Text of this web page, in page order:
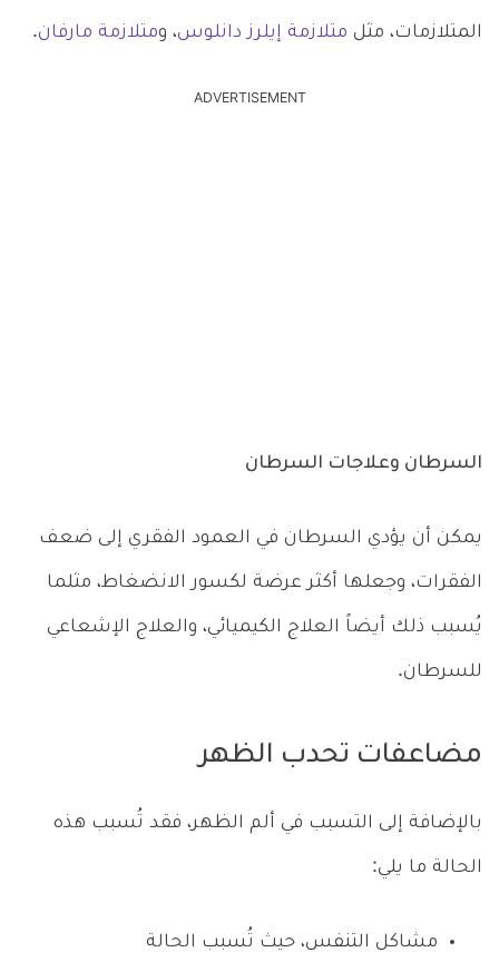
المتلازمات، مثل متلازمة إيلرز دانلوس، ومتلازمة مارفان.
ADVERTISEMENT
السرطان وعلاجات السرطان
يمكن أن يؤدي السرطان في العمود الفقري إلى ضعف
الفقرات، وجعلها أكثر عرضة لكسور الانضغاط، مثلما
يُسبب ذلك أيضاً العلاج الكيميائي، والعلاج الإشعاعي
للسرطان.
مضاعفات تحدب الظهر
بالإضافة إلى التسبب في ألم الظهر، فقد تُسبب هذه
الحالة ما يلي:
مشاكل التنفس، حيث تُسبب الحالة